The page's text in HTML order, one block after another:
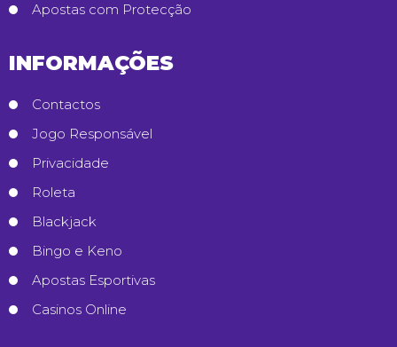
Apostas com Protecção
INFORMAÇÕES
Contactos
Jogo Responsável
Privacidade
Roleta
Blackjack
Bingo e Keno
Apostas Esportivas
Casinos Online